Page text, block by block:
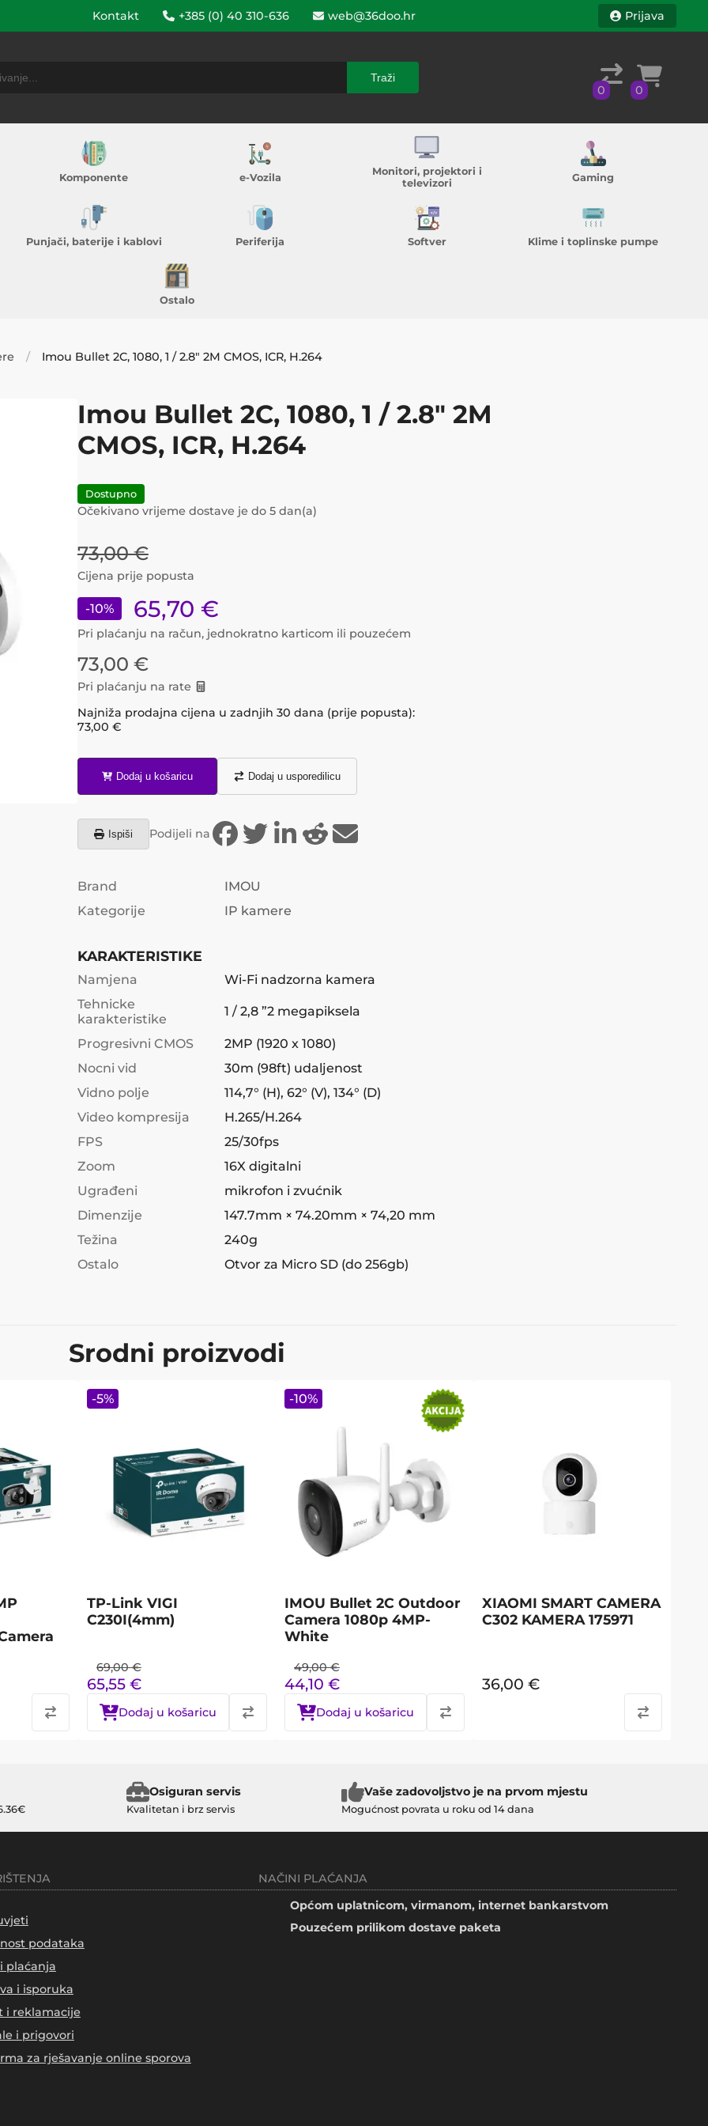
Traži
Kontakt +385 (0) 40 310-636 web@36doo.hr Prijava
Traži
0 0
Komponente e-Vozila
Monitori, projektori i
televizori
Gaming
Punjači, baterije i kablovi Periferija Softver Klime i toplinske pumpe
Ostalo
Imou Bullet 2C, 1080, 1 / 2.8" 2M CMOS, ICR, H.264
Imou Bullet 2C, 1080, 1 / 2.8" 2M
CMOS, ICR, H.264
Dostupno
Očekivano vrijeme dostave je do 5dan(a)
73,00 €
Cijena prije popusta
-10% 65,70 €
Pri plaćanju na račun, jednokratno karticom ili pouzećem
73,00 €
Pri plaćanju na rate
Najniža prodajna cijena u zadnjih 30 dana (prije popusta):
73,00 €
Dodaj u košaricu Dodaj u usporedilicu
Ispiši Podijeli na
Brand
IMOU
Kategorije
IP kamere
KARAKTERISTIKE
Namjena
Wi-Fi nadzorna kamera
Tehnicke
karakteristike
1 / 2,8 ”2 megapiksela
Progresivni CMOS
2MP (1920 x 1080)
Nocni vid
30m (98ft) udaljenost
Vidno polje
114,7° (H), 62° (V), 134° (D)
Video kompresija
H.265/H.264
FPS
25/30fps
Zoom
16X digitalni
Ugrađeni
mikrofon i zvućnik
Dimenzije
147.7mm × 74.20mm × 74,20 mm
Težina
240g
Ostalo
Otvor za Micro SD (do 256gb)
Srodni proizvodi
TP-Link VIGI
C230I(4mm)
69,00 €
65,55 €
Dodaj u košaricu
-5%
IMOU Bullet 2C Outdoor
Camera 1080p 4MP-
White
49,00 €
44,10 €
Dodaj u košaricu
-10%
XIAOMI SMART CAMERA
C302 KAMERA 175971
36,00 €
Osiguran servis
Kvalitetan i brz servis
Vaše zadovoljstvo je na prvom mjestu
Mogućnost povrata u roku od 14 dana
podataka
plaćanja
i isporuka
i reklamacije
i prigovori
za rješavanje online sporova
NAČINI PLAĆANJA
Općom uplatnicom, virmanom, internet bankarstvom
Pouzećem prilikom dostave paketa